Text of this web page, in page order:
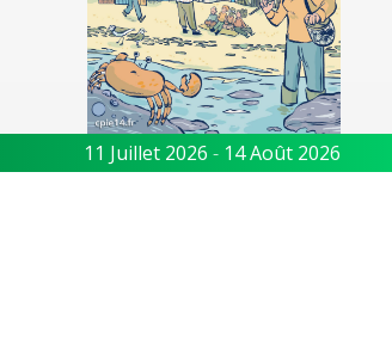
11 Juillet 2026 - 14 Août 2026